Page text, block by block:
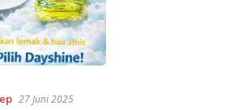
27 Juni 2025